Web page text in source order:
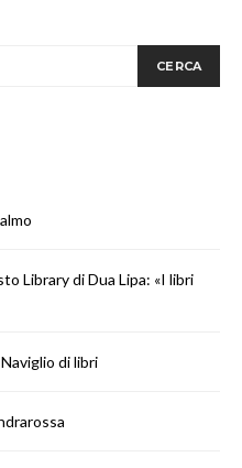
CERCA
Library di Dua Lipa: «I libri
di libri